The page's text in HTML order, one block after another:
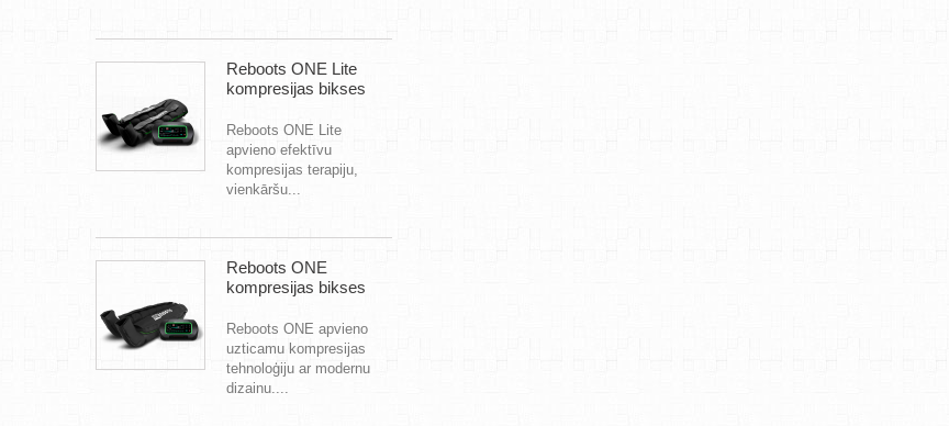
Reboots ONE Lite
kompresijas bikses
Reboots ONE Lite
apvieno efektīvu
kompresijas terapiju,
vienkāršu...
Reboots ONE
kompresijas bikses
Reboots ONE apvieno
uzticamu kompresijas
tehnoloģiju ar modernu
dizainu....